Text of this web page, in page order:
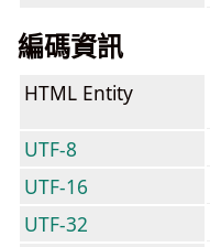
編碼資訊
HTML Entity
UTF-8
UTF-16
UTF-32